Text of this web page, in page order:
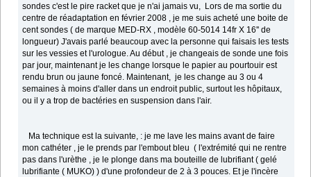
sondes c'est le pire racket que je n'ai jamais vu, Lors de ma sortie du
centre de réadaptation en février 2008 , je me suis acheté une boite de
cent sondes ( de marque MED-RX , modèle 60-5014 14fr X 16'' de
longueur) J'avais parlé beaucoup avec la personne qui faisais les tests
sur les vessies et l'urologue. Au début , je changeais de sonde une fois
par jour, maintenant je les change lorsque le papier au pourtouir est
rendu brun ou jaune foncé. Maintenant, je les change au 3 ou 4
semaines à moins d'aller dans un endroit public, surtout les hôpitaux,
ou il y a trop de bactéries en suspension dans l'air.
Ma technique est la suivante, : je me lave les mains avant de faire
mon cathéter , je le prends par l'embout bleu ( l'extrémité qui ne rentre
pas dans l'urèthe , je le plonge dans ma bouteille de lubrifiant ( gelé
lubrifiante ( MUKO) ) d'une profondeur de 2 à 3 pouces. Et je l'incère